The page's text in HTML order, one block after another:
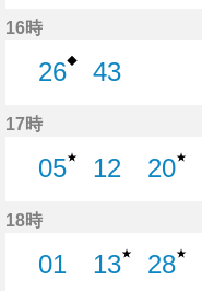
16時
26◆
43
17時
05★
12
20★
18時
01
13★
28★